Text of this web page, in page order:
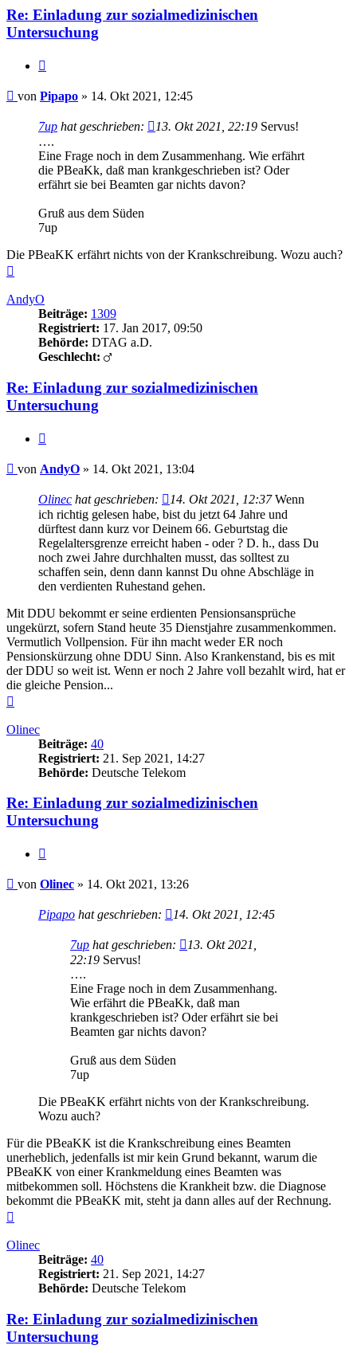
Re: Einladung zur sozialmedizinischen
Untersuchung
Beitrag
von Pipapo » 14. Okt 2021, 12:45
7up hat geschrieben: 13. Okt 2021, 22:19 Servus!
….
Eine Frage noch in dem Zusammenhang. Wie erfährt
die PBeaKk, daß man krankgeschrieben ist? Oder
erfährt sie bei Beamten gar nichts davon?
Gruß aus dem Süden
7up
Die PBeaKK erfährt nichts von der Krankschreibung. Wozu auch?
AndyO
Beiträge: 1309
Registriert: 17. Jan 2017, 09:50
Behörde: DTAG a.D.
Geschlecht:
Re: Einladung zur sozialmedizinischen
Untersuchung
Beitrag
von AndyO » 14. Okt 2021, 13:04
Olinec hat geschrieben: 14. Okt 2021, 12:37Wenn
ich richtig gelesen habe, bist du jetzt 64 Jahre und
dürftest dann kurz vor Deinem 66. Geburtstag die
Regelaltersgrenze erreicht haben - oder ? D. h., dass Du
noch zwei Jahre durchhalten musst, das solltest zu
schaffen sein, denn dann kannst Du ohne Abschläge in
den verdienten Ruhestand gehen.
Mit DDU bekommt er seine erdienten Pensionsansprüche
ungekürzt, sofern Stand heute 35 Dienstjahre zusammenkommen.
Vermutlich Vollpension. Für ihn macht weder ER noch
Pensionskürzung ohne DDU Sinn. Also Krankenstand, bis es mit
der DDU so weit ist. Wenn er noch 2 Jahre voll bezahlt wird, hat er
die gleiche Pension...
Olinec
Beiträge: 40
Registriert: 21. Sep 2021, 14:27
Behörde: Deutsche Telekom
Re: Einladung zur sozialmedizinischen
Untersuchung
Beitrag
von Olinec » 14. Okt 2021, 13:26
Pipapo hat geschrieben: 14. Okt 2021, 12:45
7up hat geschrieben:
13. Okt 2021,
22:19 Servus!
….
Eine Frage noch in dem Zusammenhang.
Wie erfährt die PBeaKk, daß man
krankgeschrieben ist? Oder erfährt sie bei
Beamten gar nichts davon?
Gruß aus dem Süden
7up
Die PBeaKK erfährt nichts von der Krankschreibung.
Wozu auch?
Für die PBeaKK ist die Krankschreibung eines Beamten
unerheblich, jedenfalls ist mir kein Grund bekannt, warum die
PBeaKK von einer Krankmeldung eines Beamten was
mitbekommen soll. Höchstens die Krankheit bzw. die Diagnose
bekommt die PBeaKK mit, steht ja dann alles auf der Rechnung.
Olinec
Beiträge: 40
Registriert: 21. Sep 2021, 14:27
Behörde: Deutsche Telekom
Re: Einladung zur sozialmedizinischen
Untersuchung